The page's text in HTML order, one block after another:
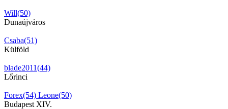
Will(50)
Dunaújváros
Csaba(51)
Külföld
blade2011(44)
Lőrinci
Forex(54) Leone(50)
Budapest XIV.